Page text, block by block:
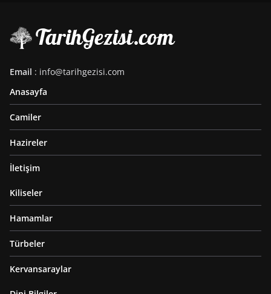
Email : info@tarihgezisi.com
Anasayfa
Camiler
Hazireler
İletişim
Kiliseler
Hamamlar
Türbeler
Kervansaraylar